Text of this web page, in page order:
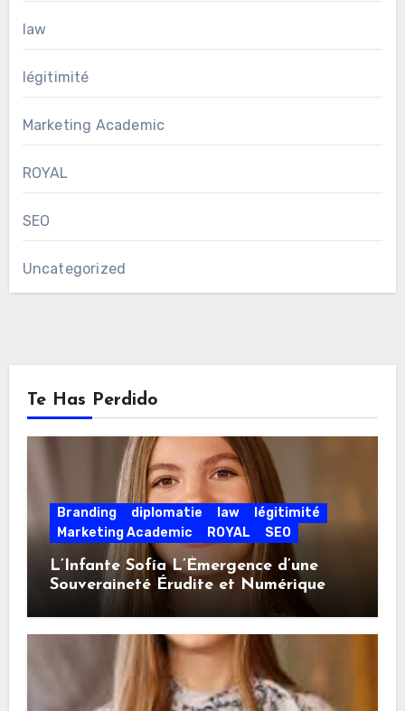
law
légitimité
Marketing Academic
ROYAL
SEO
Uncategorized
Te Has Perdido
Branding diplomatie law
légitimité
Marketing Academic
ROYAL SEO
L’Infante Sofía L’Émergence d’une
Souveraineté Érudite et Numérique